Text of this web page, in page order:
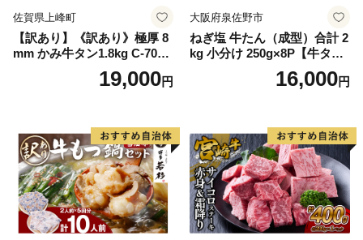
佐賀県上峰町
【訳あり】《訳あり》極厚 8
mm かみ牛タン1.8kg C-709-
19,000円
大阪府泉佐野市
ねぎ塩 牛たん（成型）合計 2
kg 小分け 250g×8P【牛タン
牛肉 焼肉用 薄切り 訳あり サ
16,000円